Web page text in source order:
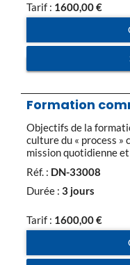
Tarif : 1600,00€
Formation
Objectifs de la
culture du « process »
mission quotidienne
techniques et outils
savoir mener
Réf. : DN-33008
Durée : 3 jours
Tarif : 1600,00€